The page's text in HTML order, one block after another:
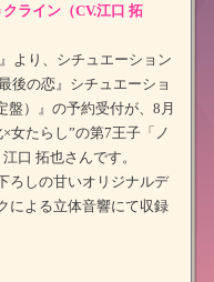
ライン（CV.江口 拓
より、シチュエーション
後の恋』シチュエーショ
盤）』の予約受付が、8月
女たらし”の第7王子「ノ
口 拓也さんです。
ろしの甘いオリジナルデ
による立体音響にて収録